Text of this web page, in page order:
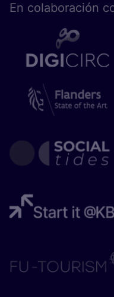
En cola­bo­ra­ción